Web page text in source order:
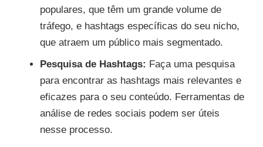
populares, que têm um grande volume de
tráfego, e hashtags específicas do seu nicho,
que atraem um público mais segmentado.
Pesquisa de Hashtags: Faça uma pesquisa
para encontrar as hashtags mais relevantes e
eficazes para o seu conteúdo. Ferramentas de
análise de redes sociais podem ser úteis
nesse processo.